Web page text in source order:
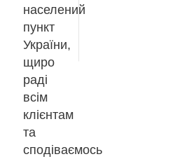
населений
пункт
України,
щиро
раді
всім
клієнтам
та
сподіваємось